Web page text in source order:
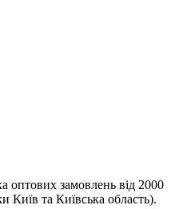
оптових замовлень від 2000
Київ та Київська область).